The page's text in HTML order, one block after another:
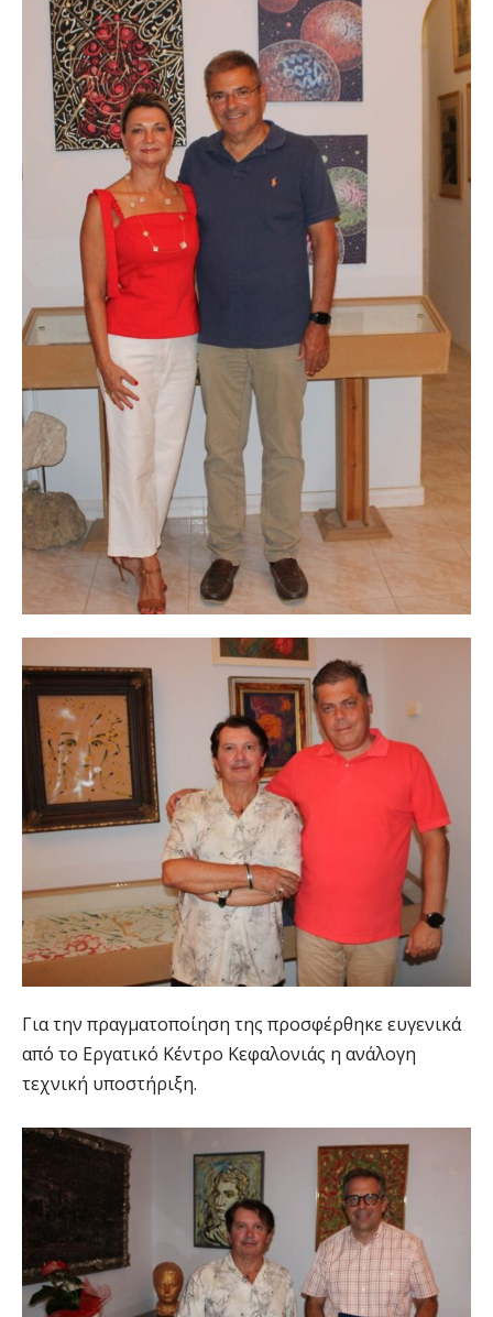
Για την πραγματοποίηση της προσφέρθηκε ευγενικά
από το Εργατικό Κέντρο Κεφαλονιάς η ανάλογη
τεχνική υποστήριξη.